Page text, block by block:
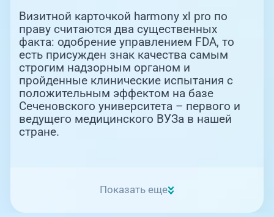
Визитной карточкой harmony xl pro по
праву считаются два существенных
факта: одобрение управлением FDA, то
есть присужден знак качества самым
строгим надзорным органом и
пройденные клинические испытания с
положительным эффектом на базе
Сеченовского университета – первого и
ведущего медицинского ВУЗа в нашей
стране.
Показать еще